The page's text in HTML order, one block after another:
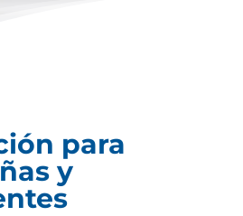
para
y